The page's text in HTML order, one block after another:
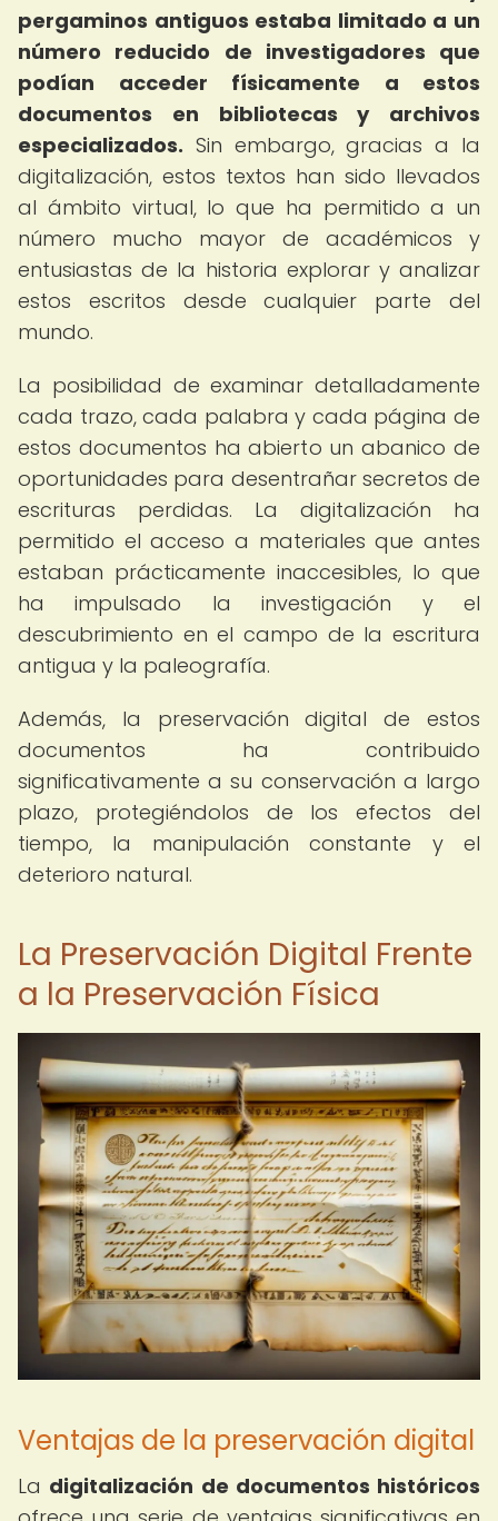
pergaminos antiguos estaba limitado a un
número reducido de investigadores que
podían acceder físicamente a estos
documentos en bibliotecas y archivos
especializados. Sin embargo, gracias a la
digitalización, estos textos han sido llevados
al ámbito virtual, lo que ha permitido a un
número mucho mayor de académicos y
entusiastas de la historia explorar y analizar
estos escritos desde cualquier parte del
mundo.
La posibilidad de examinar detalladamente
cada trazo, cada palabra y cada página de
estos documentos ha abierto un abanico de
oportunidades para desentrañar secretos de
escrituras perdidas. La digitalización ha
permitido el acceso a materiales que antes
estaban prácticamente inaccesibles, lo que
ha impulsado la investigación y el
descubrimiento en el campo de la escritura
antigua y la paleografía.
Además, la preservación digital de estos
documentos ha contribuido
significativamente a su conservación a largo
plazo, protegiéndolos de los efectos del
tiempo, la manipulación constante y el
deterioro natural.
La Preservación Digital Frente
a la Preservación Física
Ventajas de la preservación digital
La digitalización de documentos históricos